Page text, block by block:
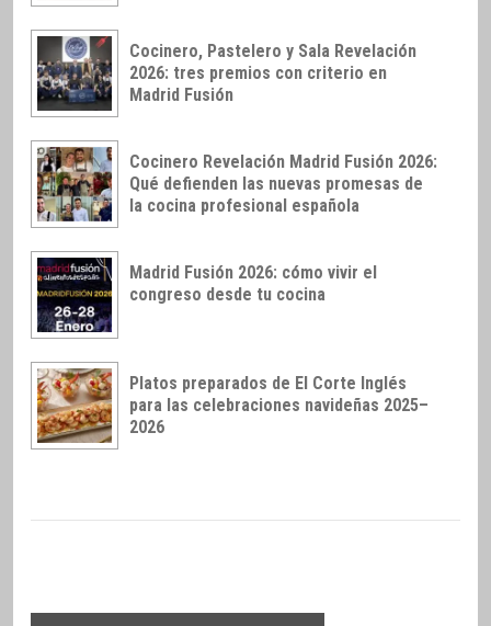
Cocinero, Pastelero y Sala Revelación
2026: tres premios con criterio en
Madrid Fusión
Cocinero Revelación Madrid Fusión 2026:
Qué defienden las nuevas promesas de
la cocina profesional española
Madrid Fusión 2026: cómo vivir el
congreso desde tu cocina
Platos preparados de El Corte Inglés
para las celebraciones navideñas 2025–
2026